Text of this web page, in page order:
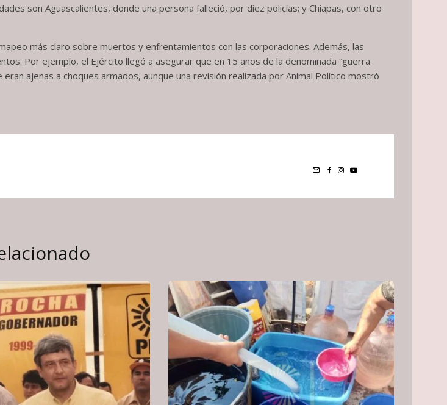
son Aguascalientes, donde una persona falleció, por diez policías; y Chiapas, con otro
más claro sobre muertos y enfrentamientos con las corporaciones. Además, las
Por ejemplo, el Ejército llegó a asegurar que en 15 años de la denominada “guerra
ajenas a choques armados, aunque una revisión realizada por Animal Político mostró